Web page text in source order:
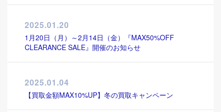
2025.01.20
1月20日（月）～2月14日（金）『MAX50%OFF
CLEARANCE SALE』開催のお知らせ
2025.01.04
【買取金額MAX10%UP】冬の買取キャンペーン